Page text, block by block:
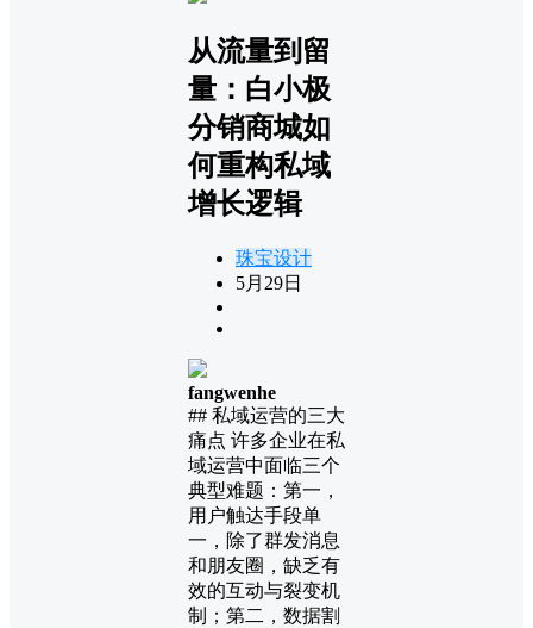
从流量到留
量：白小极
分销商城如
何重构私域
增长逻辑
珠宝设计
5月29日
fangwenhe
## 私域运营的三大
痛点 许多企业在私
域运营中面临三个
典型难题：第一，
用户触达手段单
一，除了群发消息
和朋友圈，缺乏有
效的互动与裂变机
制；第二，数据割